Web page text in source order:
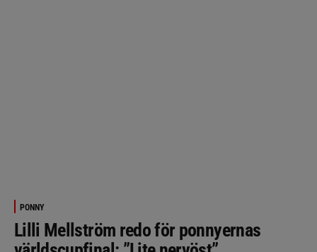
PONNY
Lilli Mellström redo för ponnyernas